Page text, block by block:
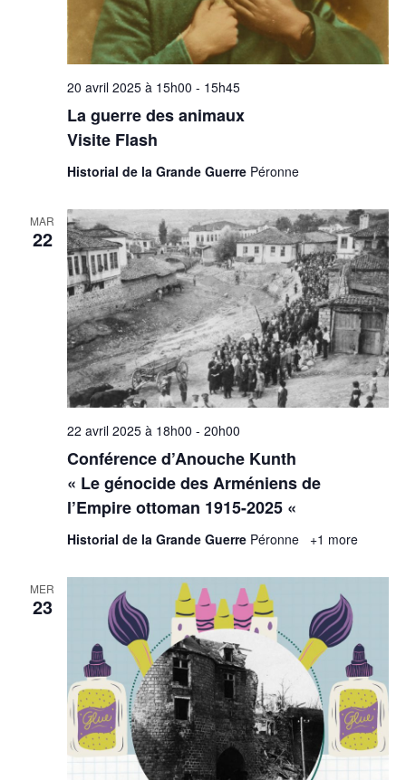
La guerre des animaux
Visite Flash
20 avril 2025 à 15h00 - 15h45
Historial de la Grande Guerre Péronne
MAR
22
Conférence d’Anouche Kunth
« Le génocide des Arméniens de
l’Empire ottoman 1915-2025 «
22 avril 2025 à 18h00 - 20h00
Historial de la Grande Guerre Péronne +1 more
MER
23